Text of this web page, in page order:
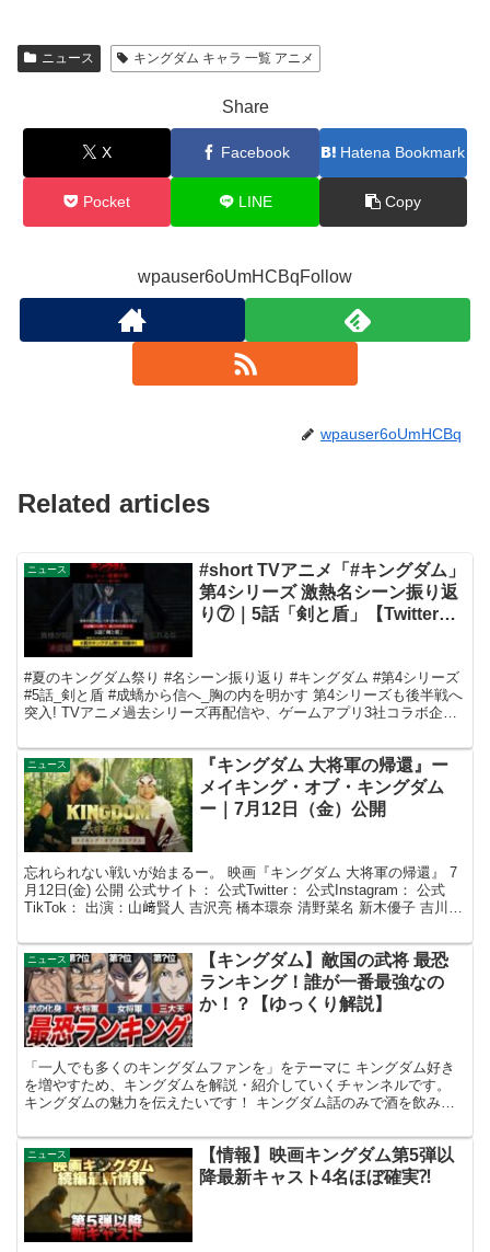
ニュース キングダム キャラ 一覧 アニメ
Share
X Facebook Hatena Bookmark
Pocket LINE Copy
wpauser6oUmHCBqFollow
wpauser6oUmHCBq
Related articles
ニュース
#short TVアニメ「#キングダム」
第4シリーズ 激熱名シーン振り返
り⑦｜5話「剣と盾」【Twitterに
#夏のキングダム祭り #名シーン振り返り #キングダム #第4シリーズ
#5話_剣と盾 #成蟜から信へ_胸の内を明かす 第4シリーズも後半戦へ
突入! TVアニメ過去シリーズ再配信や、ゲームアプリ3社コラボ企画
ニュース
『キングダム 大将軍の帰還』ー
メイキング・オブ・キングダム
ー｜7月12日（金）公開
忘れられない戦いが始まるー。 映画『キングダム 大将軍の帰還』 7
月12日(金) 公開 公式サイト： 公式Twitter： 公式Instagram： 公式
TikTok： 出演：山﨑賢人 吉沢亮 橋本環奈 清野菜名 新木優子 吉川晃
ニュース
【キングダム】敵国の武将 最恐
ランキング！誰が一番最強なの
か！？【ゆっくり解説】
「一人でも多くのキングダムファンを」をテーマに キングダム好き
を増やすため、キングダムを解説・紹介していくチャンネルです。
キングダムの魅力を伝えたいです！ キングダム話のみで酒を飲みな
ニュース
【情報】映画キングダム第5弾以
降最新キャスト4名ほぼ確実⁈